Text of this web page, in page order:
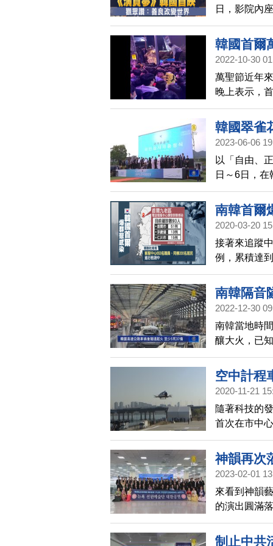
日，影院內
片給人們帶
韓國首爾
2022-10-30
萬聖節近年
晚上表示，
驟停昏倒，
韓國翠雀
2023-06-06
以「自由、
日～6日，
南韓首爾
2020-03-20
接著來追蹤
例，累積達
首爾也爆發
南韓隔音
2022-12-30
南韓當地時
釀大火，已
貨車在隧道
致，疑似因
分析事發原
空中計程
2020-11-21
隨著科技的
首次在市中
神韻再次
2023-02-01
來看到神韻
的演出圓滿
臨當地，讓
制止中共